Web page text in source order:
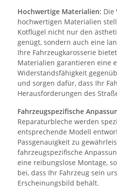
Hochwertige Materialien: Die
hochwertigen Materialien
Kotflügel nicht nur den
genügt, sondern auch eine
Ihre Fahrzeugkarosserie
Materialien garantieren eine
Widerstandsfähigkeit
und sorgen dafür, dass Ihr
Herausforderungen des
Fahrzeugspezifische
Reparaturbleche werden
entsprechende Modell
Passgenauigkeit zu
fahrzeugspezifische
eine reibungslose Montage,
bei, dass Ihr Fahrzeug sein
Erscheinungsbild behält.